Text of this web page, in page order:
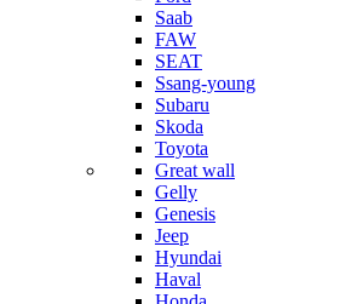
Saab
FAW
SEAT
Ssang-young
Subaru
Skoda
Toyota
Great wall
Gelly
Genesis
Jeep
Hyundai
Haval